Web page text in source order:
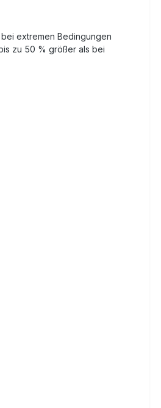
extremen Bedingungen
zu 50 % größer als bei